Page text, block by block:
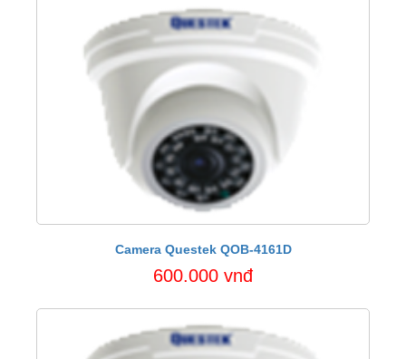
Camera Questek QOB-4161D
600.000 vnđ